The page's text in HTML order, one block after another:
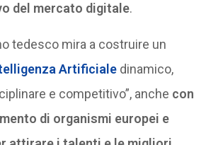
del mercato digitale.
tedesco mira a costruire un
Artificialedinamico,
e competitivo”, anche con
di organismi europei e